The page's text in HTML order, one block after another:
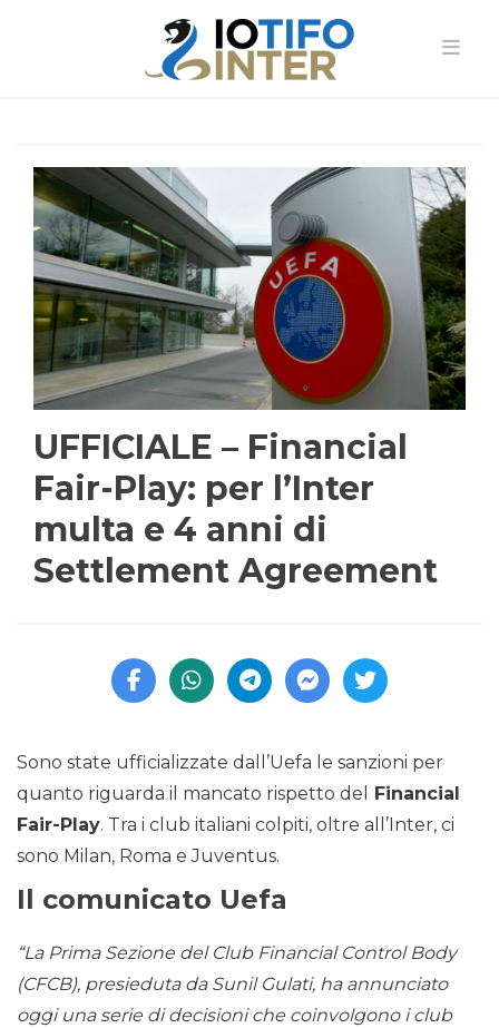
UFFICIALE – Financial
Fair-Play: per l’Inter
multa e 4 anni di
Settlement Agreement
Sono state ufficializzate dall’Uefa le sanzioni per
quanto riguarda il mancato rispetto del
Financial
Fair-Play. Tra i club italiani colpiti, oltre all’Inter, ci
sono Milan, Roma e Juventus.
Il comunicato Uefa
“La Prima Sezione del Club Financial Control Body
(CFCB), presieduta da Sunil Gulati, ha annunciato
oggi una serie di decisioni che coinvolgono i club